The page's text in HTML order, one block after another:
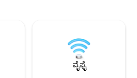
ಬಾಲ್ಕನಿ).
ಸ್ನಾನಗೃಹವನ್ನು
ಒಂದು-
ಕಟ್ಟಡವು ದೈನಂದಿನ
ನೀಡುತ್ತದೆ, ಇದರಲ್ಲಿ
ಹೊಂದಿಸಲಾದ
ಟೇಬಲ್‌ಗಳು ಸೇರಿವೆ.
ವೈಫೈ